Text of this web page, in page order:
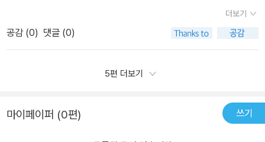
(이 책의 견해에 따릅니다)이라 해도 이걸 갖고 윗선에 그대로 제출하
가 있으니 다 버릴 건 아니라는 생각도 들었습니다. 다만 독자들이 자
보다 해지 가능성이 높습니다"라는 대단한 분석(!) 결과입니다. 아직
은 성능이 이 정도라는 거죠. 사람에게는 기가 막히지만 기계는 "무
용재무 및 회계에서의 AI 활용 방법을 설명한다.제4부 생성형 AI 프
로그래밍과 윤리적 AI 활용 에서는생성형 AI를 잘 활용하기 위해서는
프로그램을 알아야 한다.챗GPT를 활용한 업무용 프로그래밍을 알아
보고,경력 사원 추천, 배추 가격 예측하기 실습 사례를 소개한다.생성
응현황 등을 알아본다.'생성형 AI 프롬프트 디자인' 는 생성형 AI를 소
개하고,생성형 AI를 이용한 업무 생산성 향상 및 비즈니스 활용법,생
을 넣도록 명령할 수도 있다. 또한 글쓰기를 특정한 감정이나 어조로
생성하도록 할 수도 있다.이 책에서 가장 유심히 본 주제는 '회계 및
재무에서 AI 활용'편이다. 다른 내용들은 대부분 알고 있는 부분인데
제표 데이터를 복사해서 붙여넣은 후 '위 재무제표로 재무 비율을 계
신기한 것은 한 회사의 최신 재무 자료를 챗GPT에 입력하고 재무재
다. ' 효과적인 프롬프트는 구체적이고 명확한 질문을 하는 것'(31p)
이라고 강조합니다. 이런 일을 잘하는 사람을 프롬프트 디자이너이고
적으로 지시하라고 합니다. 챗GPT를 사용할 때 대표적인 기능이 요
을 비교해서 상황에 따라 정확한 정보를 얻을수있도록 알려주고 있습
츠를 생성할 수 있는 모델을 만드는 데 중점을 둔 인공지능 분야 ✍️
생성형 AI는 텍스트와 같은 언어 데이터를 학습하여 다양한 결과를
생성한다. 사용자의 요구에 맞춰 데이터를 학습하고 콘텐츠를 창조하
텍스트 기반의 사실적 이미지 생성 소프트웨어.🌱바드: 구글에서 개
더보기
공감 (0) 댓글 (0)
5편 더보기
마이페이퍼 (0편) 쓰기